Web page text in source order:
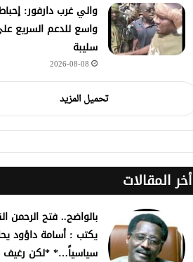
والي غرب دارفور:
واسع للدعم السريع
سليبة
2026-08-08
تحميل المزيد
أخر المقالات
بالواضح.. فتح الرحمن
يكتب : أسامة داؤود
سياسياً…* *لكن رغيف